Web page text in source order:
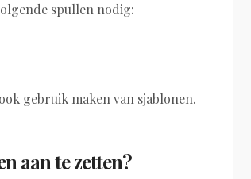
spullen nodig:
gebruik maken van sjablonen.
aan te zetten?